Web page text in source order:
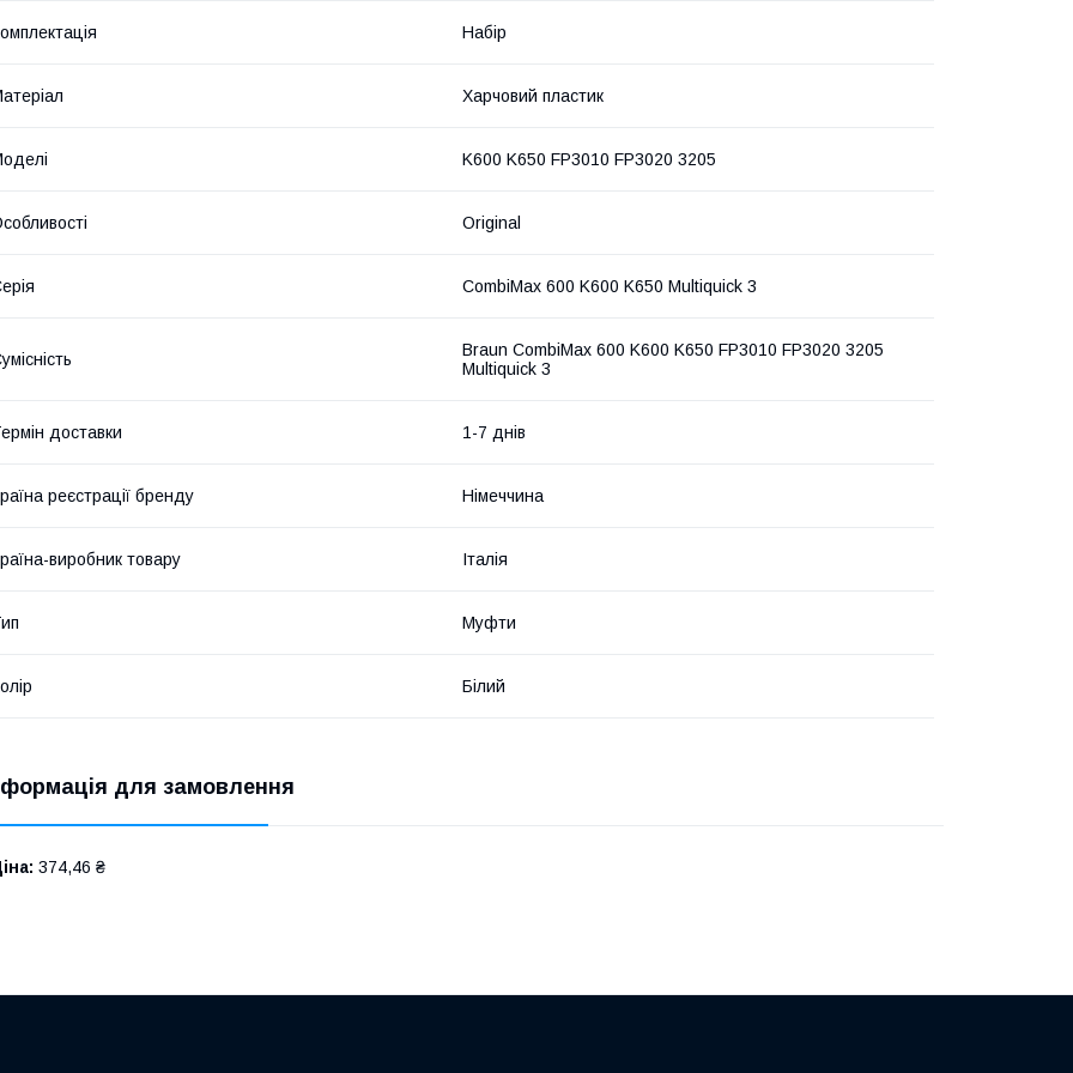
Набір
Харчовий пластик
K600 K650 FP3010 FP3020 3205
Original
CombiMax 600 K600 K650 Multiquick 3
Braun CombiMax 600 K600 K650 FP3010 FP3020 3205
Multiquick 3
доставки 1-7 днів
реєстрації бренду Німеччина
виробник товару Італія
Муфти
Білий
для замовлення
374,46 ₴